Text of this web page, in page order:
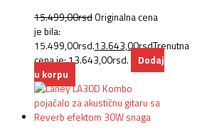
15.499,00rsd Originalna cena
je bila:
15.499,00rsd.13.643,00rsdTrenutna
cena je: 13.643,00rsd.
Dodaj
u korpu